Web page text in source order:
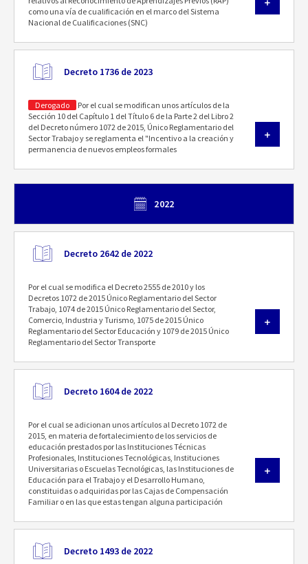
como una vía de cualificación en el marco del Sistema
Nacional de Cualificaciones (SNC)
Decreto 1736 de 2023
Derogado
Por el cual se modifican unos artículos de la
Sección 10 del Capítulo 1 del Título 6 de la Parte 2 del Libro 2
del Decreto número 1072 de 2015, Único Reglamentario del
Sector Trabajo y se reglamenta el "Incentivo a la creación y
permanencia de nuevos empleos formales
2022
Decreto 2642 de 2022
Por el cual se modifica el Decreto 2555 de 2010 y los
Decretos 1072 de 2015 Único Reglamentario del Sector
Trabajo, 1074 de 2015 Único Reglamentario del Sector,
Comercio, Industria y Turismo, 1075 de 2015 Único
Reglamentario del Sector Educación y 1079 de 2015 Único
Reglamentario del Sector Transporte
Decreto 1604 de 2022
Por el cual se adicionan unos artículos al Decreto 1072 de
2015, en materia de fortalecimiento de los servicios de
educación prestados por las Instituciones Técnicas
Profesionales, Instituciones Tecnológicas, Instituciones
Universitarias o Escuelas Tecnológicas, las Instituciones de
Educación para el Trabajo y el Desarrollo Humano,
constituidas o adquiridas por las Cajas de Compensación
Familiar o en las que estas tengan alguna participación
Decreto 1493 de 2022